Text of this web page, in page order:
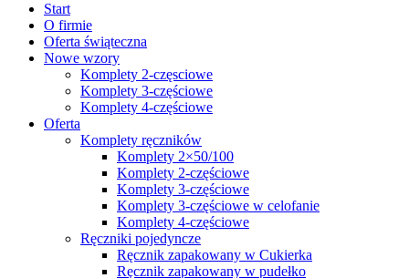
Start
O firmie
Oferta świąteczna
Nowe wzory
Komplety 2-częsciowe
Komplety 3-częściowe
Komplety 4-częściowe
Oferta
Komplety ręczników
Komplety 2×50/100
Komplety 2-częściowe
Komplety 3-częściowe
Komplety 3-częściowe w celofanie
Komplety 4-częściowe
Ręczniki pojedyncze
Ręcznik zapakowany w Cukierka
Ręcznik zapakowany w pudełko